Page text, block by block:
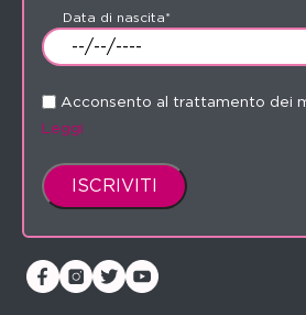
Data di nascita*
Acconsento al trattamento dei
Leggi